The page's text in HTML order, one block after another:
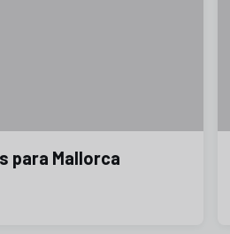
para Mallorca